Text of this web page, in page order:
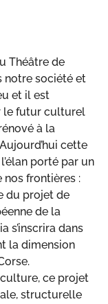
Théâtre de
notre société et
et il est
le futur culturel
à la
cette
porté par un
frontières :
du projet de
de la
s’inscrira dans
la dimension
culture, ce projet
structurelle